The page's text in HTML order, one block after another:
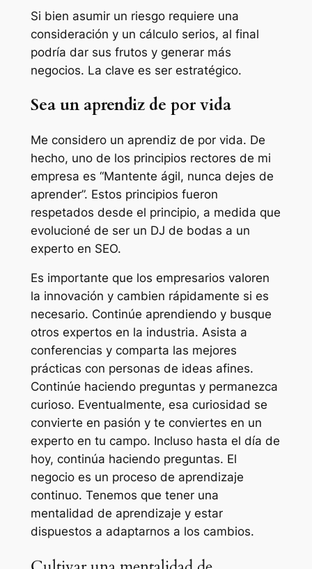
Si bien asumir un riesgo requiere una
consideración y un cálculo serios, al final
podría dar sus frutos y generar más
negocios. La clave es ser estratégico.
Sea un aprendiz de por vida
Me considero un aprendiz de por vida. De
hecho, uno de los principios rectores de mi
empresa es “Mantente ágil, nunca dejes de
aprender”. Estos principios fueron
respetados desde el principio, a medida que
evolucioné de ser un DJ de bodas a un
experto en SEO.
Es importante que los empresarios valoren
la innovación y cambien rápidamente si es
necesario. Continúe aprendiendo y busque
otros expertos en la industria. Asista a
conferencias y comparta las mejores
prácticas con personas de ideas afines.
Continúe haciendo preguntas y permanezca
curioso. Eventualmente, esa curiosidad se
convierte en pasión y te conviertes en un
experto en tu campo. Incluso hasta el día de
hoy, continúa haciendo preguntas. El
negocio es un proceso de aprendizaje
continuo. Tenemos que tener una
mentalidad de aprendizaje y estar
dispuestos a adaptarnos a los cambios.